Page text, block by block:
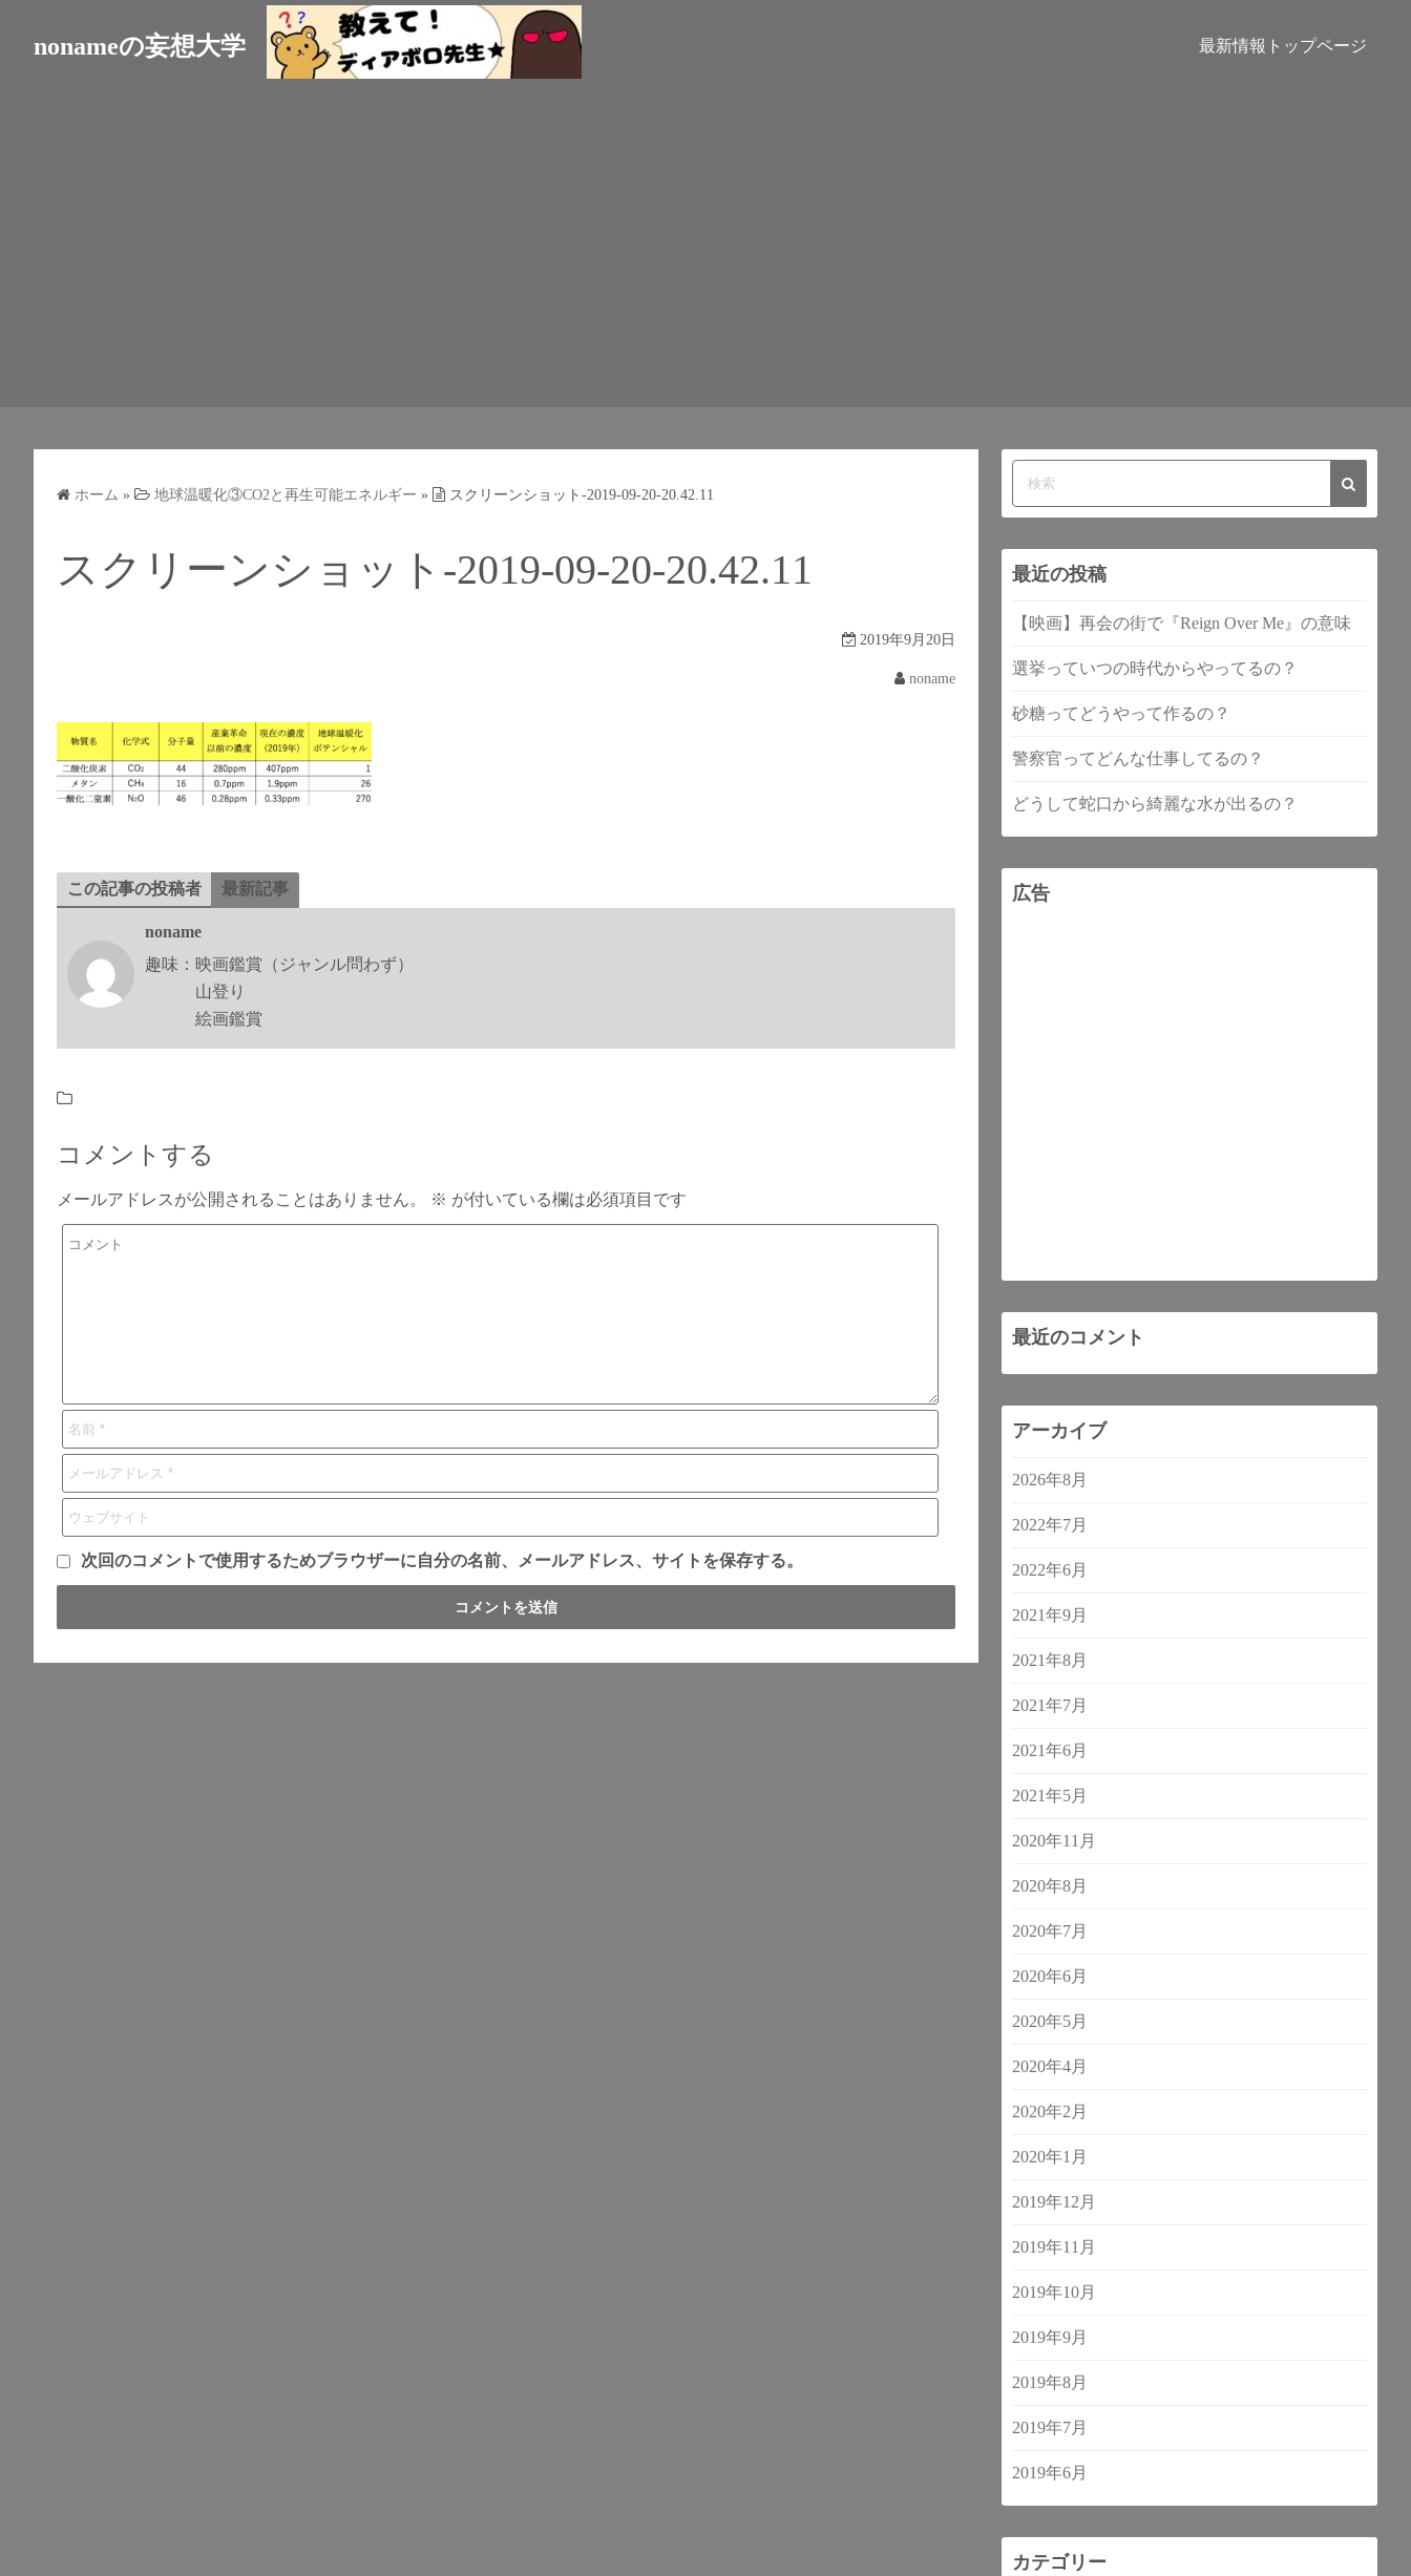
nonameの妄想大学 最新情報トップページ
ホーム » 地球温暖化③CO2と再生可能エネルギー » スクリーンショット-2019-09-20-20.42.11
スクリーンショット-2019-09-20-20.42.11
2019年9月20日
noname
この記事の投稿者 最新記事
noname
趣味：映画鑑賞（ジャンル問わず）
山登り
絵画鑑賞
コメントする
メールアドレスが公開されることはありません。 ※ が付いている欄は必須項目です
次回のコメントで使用するためブラウザーに自分の名前、メールアドレス、サイトを保存する。
最近の投稿
【映画】再会の街で『Reign Over Me』の意味
選挙っていつの時代からやってるの？
砂糖ってどうやって作るの？
警察官ってどんな仕事してるの？
どうして蛇口から綺麗な水が出るの？
広告
最近のコメント
アーカイブ
2026年8月
2022年7月
2022年6月
2021年9月
2021年8月
2021年7月
2021年6月
2021年5月
2020年11月
2020年8月
2020年7月
2020年6月
2020年5月
2020年4月
2020年2月
2020年1月
2019年12月
2019年11月
2019年10月
2019年9月
2019年8月
2019年7月
2019年6月
カテゴリー